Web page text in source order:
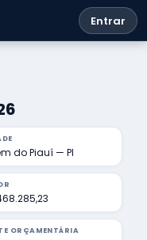
Entrar
do Piauí — PI
ORÇAMENTÁRIA